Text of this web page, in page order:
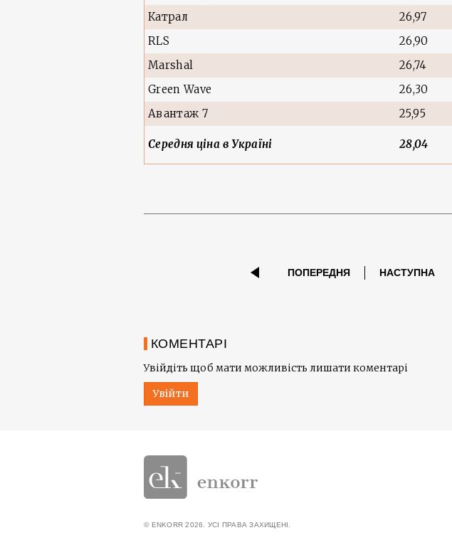
Катрал
26,97
RLS
26,90
Marshal
26,74
Green Wave
26,30
Авантаж 7
25,95
Середня ціна в Україні 28,04
ПОПЕРЕДНЯ НАСТУПНА
КОМЕНТАРІ
Увійдіть щоб мати можливість лишати коментарі
Увійти
© ENKORR 2026. УСІ ПРАВА ЗАХИЩЕНІ.